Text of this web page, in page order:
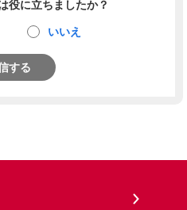
役に立ちましたか？
いいえ
する